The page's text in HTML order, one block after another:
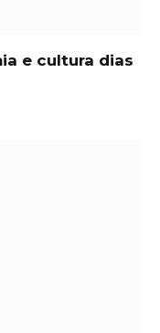
e cultura dias